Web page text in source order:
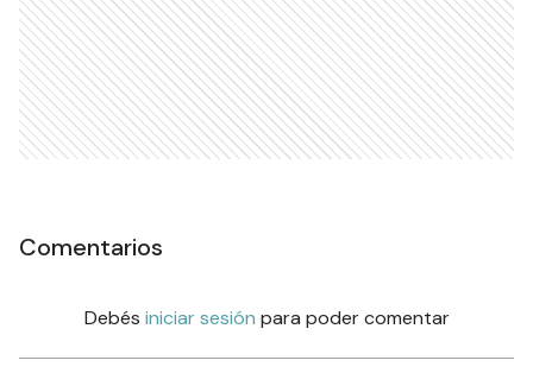
Comentarios
Debés iniciar sesión para poder comentar